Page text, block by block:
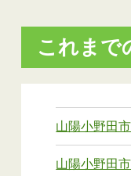
これまで
山陽小野田
山陽小野田